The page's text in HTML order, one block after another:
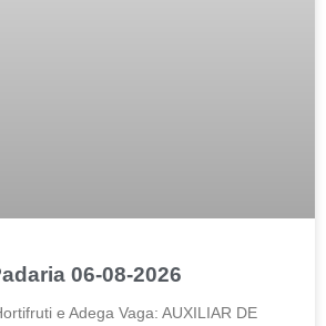
06-08-2026
e Adega Vaga: AUXILIAR DE